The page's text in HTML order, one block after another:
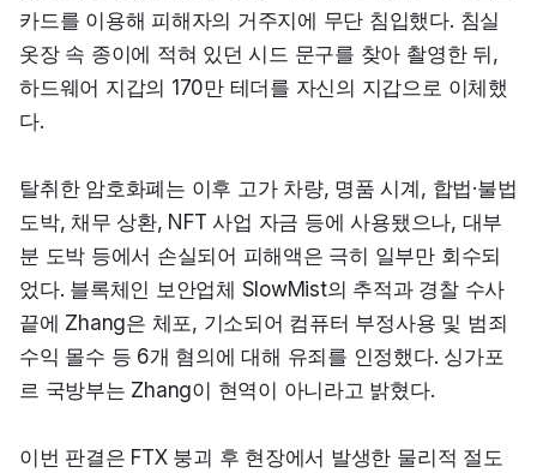
카드를 이용해 피해자의 거주지에 무단 침입했다. 침실
옷장 속 종이에 적혀 있던 시드 문구를 찾아 촬영한 뒤,
하드웨어 지갑의 170만 테더를 자신의 지갑으로 이체했
다.
탈취한 암호화폐는 이후 고가 차량, 명품 시계, 합법·불법
도박, 채무 상환, NFT 사업 자금 등에 사용됐으나, 대부
분 도박 등에서 손실되어 피해액은 극히 일부만 회수되
었다. 블록체인 보안업체 SlowMist의 추적과 경찰 수사
끝에 Zhang은 체포, 기소되어 컴퓨터 부정사용 및 범죄
수익 몰수 등 6개 혐의에 대해 유죄를 인정했다. 싱가포
르 국방부는 Zhang이 현역이 아니라고 밝혔다.
이번 판결은 FTX 붕괴 후 현장에서 발생한 물리적 절도